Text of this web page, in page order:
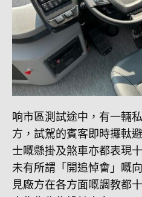
响市區測試途中，有一輛
方，試駕的賓客即時攞軚
士嘅懸掛及煞車亦都表現
未有所謂「開追悼會」嘅
見廠方在各方面嘅調教都